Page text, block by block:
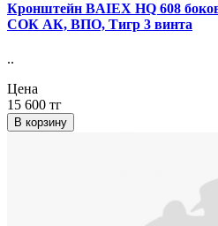
Кронштейн BAIEX HQ 608
СОК АК, ВПО, Тигр 3 винта
..
Цена
15 600 тг
В корзину